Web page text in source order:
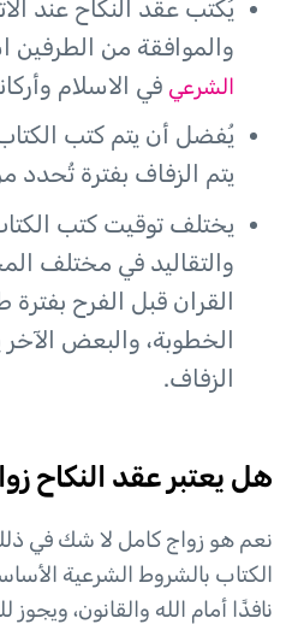
يُكتب عقد النكاح عند
والموافقة من الطرفين
الشرعي في الاسلام
يُفضل أن يتم كتب
يتم الزفاف بفترة تُحدد
يختلف توقيت كتب
والتقاليد في مختلف
القران قبل الفرح بفترة
الخطوبة، والبعض الآخر
الزفاف.
هل يعتبر عقد النكاح
نعم هو زواج كامل لا شك في
الكتاب بالشروط الشرعية
نافذًا أمام الله والقانون،